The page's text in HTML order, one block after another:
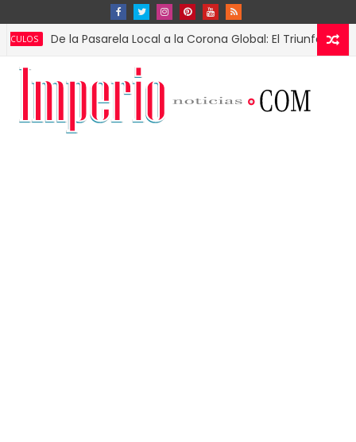
la Pasarela Local a la Corona Global: El Triunfo de Fátima